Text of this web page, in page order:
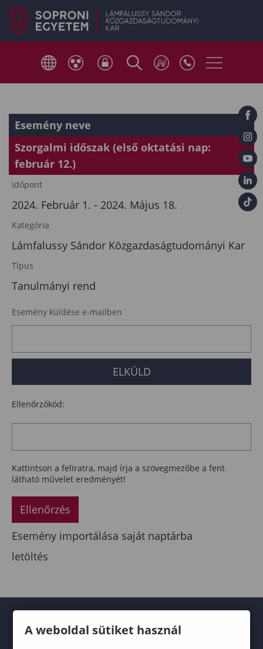
Esemény neve
Szorgalmi időszak (első oktatási nap:
február 12.)
Időpont
2024. Február 1. - 2024. Május 18.
Kategória
Lámfalussy Sándor Közgazdaságtudományi Kar
Típus
Tanulmányi rend
Esemény küldése e-mailben
Ellenőrzőkód:
Kattintson a feliratra, majd írja a szövegmezőbe a fent
látható művelet eredményét!
Ellenőrzés
Esemény importálása saját naptárba
letöltés
A weboldal sütiket használ